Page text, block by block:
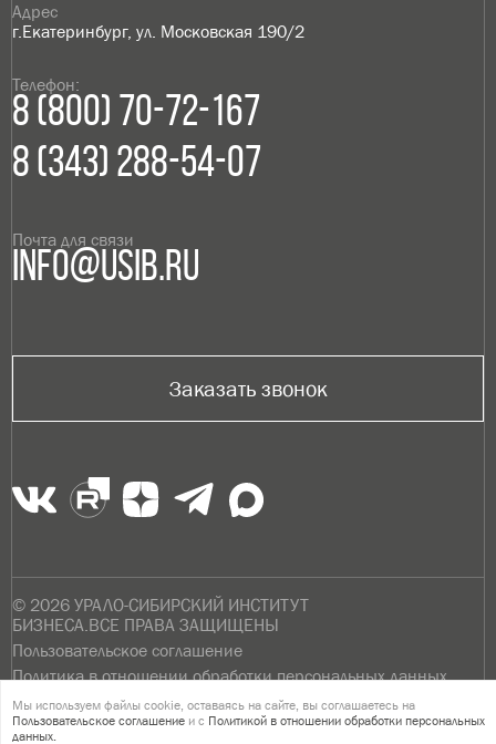
Адрес
г.Екатеринбург, ул. Московская 190/2
Телефон:
8 (800) 70-72-167
8 (343) 288-54-07
Почта для связи
info@usib.ru
Заказать звонок
© 2026 УРАЛО-СИБИРСКИЙ ИНСТИТУТ
БИЗНЕСА.ВСЕ ПРАВА ЗАЩИЩЕНЫ
Пользовательское соглашение
Политика в отношении обработки персональных данных
Версия для слабовидящих
Мы используем файлы cookie, оставаясь на сайте, вы соглашаетесь на
Пользовательское соглашение и с Политикой в отношении обработки персональных
данных.